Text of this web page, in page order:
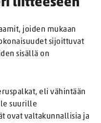
liitteeseen
joiden mukaan
sijoittuvat
sisällä on
eli vähintään
suurille
ovat valtakunnallisia ja